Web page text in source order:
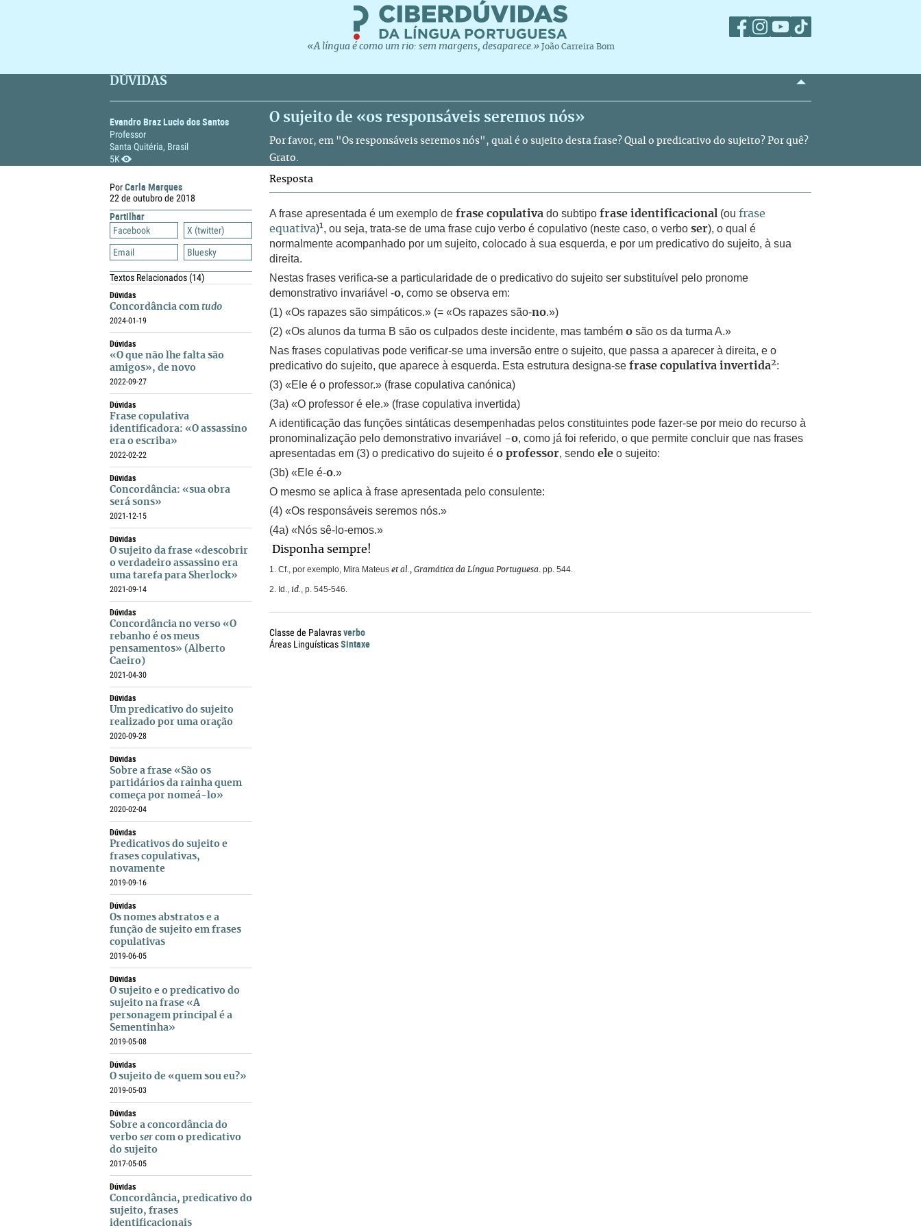
«A língua é como um rio: sem margens, desaparece.» João Carreira Bom
DÚVIDAS
Evandro Braz Lucio dos Santos
Professor
Santa Quitéria, Brasil
5K
O sujeito de «os responsáveis seremos nós»
Por favor, em "Os responsáveis seremos nós", qual é o sujeito desta frase? Qual o predicativo do sujeito? Por quê?
Grato.
PorCarla Marques
22 de outubro de 2018
Partilhar
Facebook
X (twitter)
Email
Bluesky
Textos Relacionados(14)
Dúvidas
Concordância com tudo
2024-01-19
Dúvidas
«O que não lhe falta são
amigos», de novo
2022-09-27
Dúvidas
Frase copulativa
identificadora: «O assassino
era o escriba»
2022-02-22
Dúvidas
Concordância: «sua obra
será sons»
2021-12-15
Dúvidas
O sujeito da frase «descobrir
o verdadeiro assassino era
uma tarefa para Sherlock»
2021-09-14
Dúvidas
Concordância no verso «O
rebanho é os meus
pensamentos» (Alberto
Caeiro)
2021-04-30
Dúvidas
Um predicativo do sujeito
realizado por uma oração
2020-09-28
Dúvidas
Sobre a frase «São os
partidários da rainha quem
começa por nomeá-lo»
2020-02-04
Dúvidas
Predicativos do sujeito e
frases copulativas,
novamente
2019-09-16
Dúvidas
Os nomes abstratos e a
função de sujeito em frases
copulativas
2019-06-05
Dúvidas
O sujeito e o predicativo do
sujeito na frase «A
personagem principal é a
Sementinha»
2019-05-08
Dúvidas
O sujeito de «quem sou eu?»
2019-05-03
Dúvidas
Sobre a concordância do
verbo ser com o predicativo
do sujeito
2017-05-05
Dúvidas
Concordância, predicativo do
sujeito, frases
identificacionais
Resposta
A frase apresentada é um exemplo de frase copulativa do subtipo frase identificacional (ou frase
equativa)1 , ou seja, trata-se de uma frase cujo verbo é copulativo (neste caso, o verbo ser), o qual é
normalmente acompanhado por um sujeito, colocado à sua esquerda, e por um predicativo do sujeito, à sua
direita.
Nestas frases verifica-se a particularidade de o predicativo do sujeito ser substituível pelo pronome
demonstrativo invariável -o, como se observa em:
(1) «Os rapazes são simpáticos.» (= «Os rapazes são-no.»)
(2) «Os alunos da turma B são os culpados deste incidente, mas também o são os da turma A.»
Nas frases copulativas pode verificar-se uma inversão entre o sujeito, que passa a aparecer à direita, e o
predicativo do sujeito, que aparece à esquerda. Esta estrutura designa-se frase copulativa invertida2:
(3) «Ele é o professor.» (frase copulativa canónica)
(3a) «O professor é ele.» (frase copulativa invertida)
A identificação das funções sintáticas desempenhadas pelos constituintes pode fazer-se por meio do recurso à
pronominalização pelo demonstrativo invariável -o, como já foi referido, o que permite concluir que nas frases
apresentadas em (3) o predicativo do sujeito é o professor, sendo ele o sujeito:
(3b) «Ele é-o.»
O mesmo se aplica à frase apresentada pelo consulente:
(4) «Os responsáveis seremos nós.»
(4a) «Nós sê-lo-emos.»
Disponha sempre!
1. Cf., por exemplo, Mira Mateus et al., Gramática da Língua Portuguesa. pp. 544.
2. Id., id. , p. 545-546.
Classe de Palavrasverbo
Áreas LinguísticasSintaxe